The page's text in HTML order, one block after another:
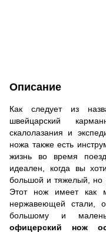
Описание
Как следует из
швейцарский
скалолазания и
ножа также есть
жизнь во время
идеален, когда вы
большой и тяжелый, но
Этот нож имеет как
нержавеющей стали,
большому и
офицерский нож